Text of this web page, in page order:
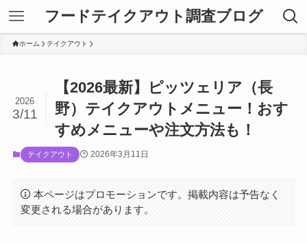
フードテイクアウト調査ブログ
ホーム テイクアウト
【2026最新】ピッツェリア（長
野）テイクアウトメニュー！おす
すめメニューや注文方法も！
2026
3/11
テイクアウト 2026年3月11日
本ページはプロモーションです。掲載内容は予告なく
変更される場合があります。